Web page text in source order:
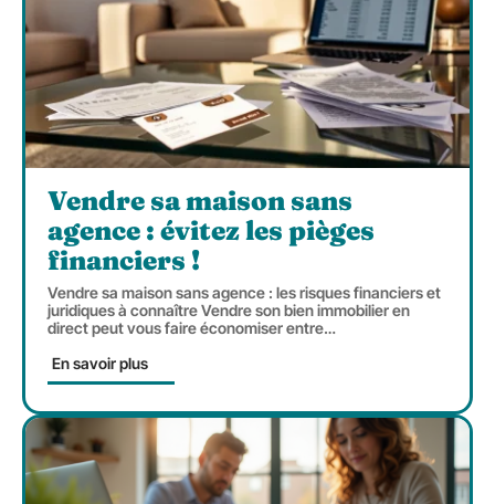
Vendre sa maison sans
agence : évitez les pièges
financiers !
Vendre sa maison sans agence : les risques financiers et
juridiques à connaître Vendre son bien immobilier en
direct peut vous faire économiser entre…
En savoir plus